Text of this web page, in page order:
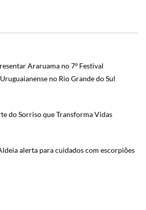
Araruama no 7º Festival
no Rio Grande do Sul
do Sorriso que Transforma Vidas
alerta para cuidados com escorpiões